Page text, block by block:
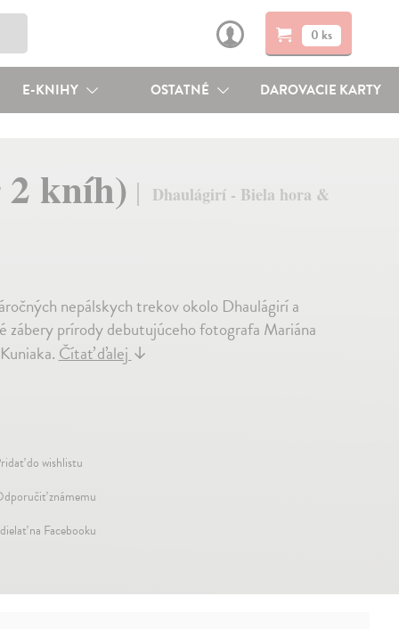
0 ks
E-KNIHY OSTATNÉ DAROVACIE KARTY
2 kníh)
Dhaulágirí - Biela hora &
nepálskych trekov okolo Dhaulágirí a
prírody debutujúceho fotografa Mariána
Čítať ďalej↓
do wishlistu
známemu
na Facebooku